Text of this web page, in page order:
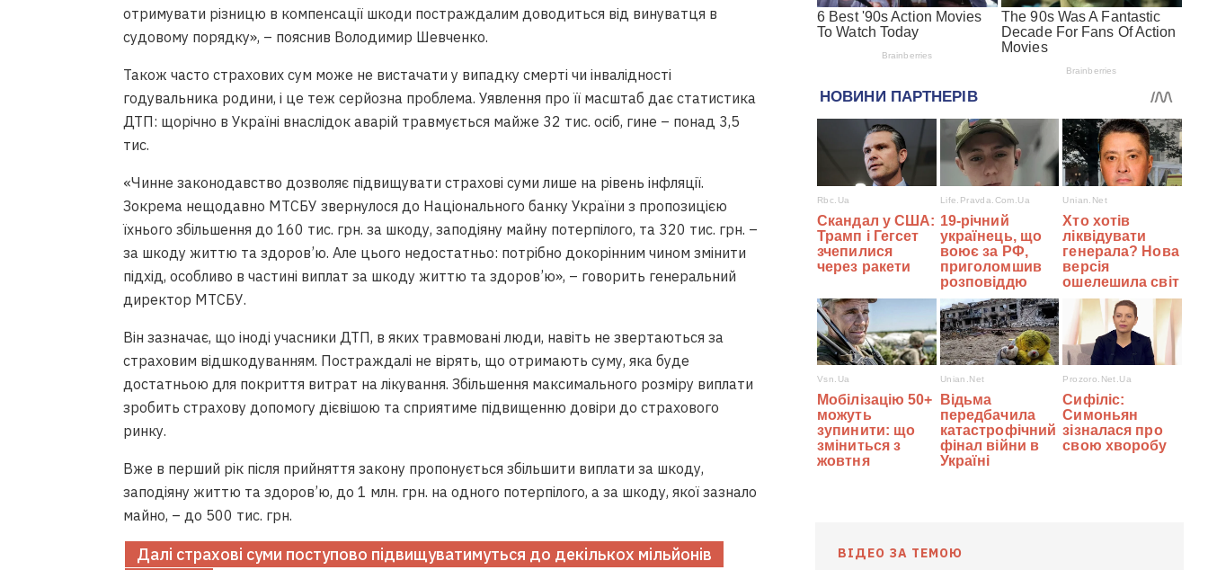
отримувати різницю в компенсації шкоди постраждалим доводиться від винуватця в
судовому порядку», – пояснив Володимир Шевченко.
Також часто страхових сум може не вистачати у випадку смерті чи інвалідності
годувальника родини, і це теж серйозна проблема. Уявлення про її масштаб дає статистика
ДТП: щорічно в Україні внаслідок аварій травмується майже 32 тис. осіб, гине – понад 3,5
тис.
«Чинне законодавство дозволяє підвищувати страхові суми лише на рівень інфляції.
Зокрема нещодавно МТСБУ звернулося до Національного банку України з пропозицією
їхнього збільшення до 160 тис. грн. за шкоду, заподіяну майну потерпілого, та 320 тис. грн. –
за шкоду життю та здоров’ю. Але цього недостатньо: потрібно докорінним чином змінити
підхід, особливо в частині виплат за шкоду життю та здоров’ю», – говорить генеральний
директор МТСБУ.
Він зазначає, що іноді учасники ДТП, в яких травмовані люди, навіть не звертаються за
страховим відшкодуванням. Постраждалі не вірять, що отримають суму, яка буде
достатньою для покриття витрат на лікування. Збільшення максимального розміру виплати
зробить страхову допомогу дієвішою та сприятиме підвищенню довіри до страхового
ринку.
Вже в перший рік після прийняття закону пропонується збільшити виплати за шкоду,
заподіяну життю та здоров’ю, до 1 млн. грн. на одного потерпілого, а за шкоду, якої зазнало
майно, – до 500 тис. грн.
Далі страхові суми поступово підвищуватимуться до декількох мільйонів
ВIДЕО ЗА ТЕМОЮ